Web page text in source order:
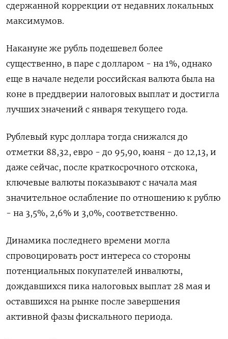
сдержанной коррекции от недавних локальных
максимумов.
Накануне же рубль подешевел более
существенно, в паре с долларом - на 1%, однако
еще в начале недели российская валюта была на
коне в преддверии налоговых выплат и достигла
лучших значений с января текущего года.
Рублевый курс доллара тогда снижался до
отметки 88,32, евро - до 95,90, юаня - до 12,13, и
даже сейчас, после краткосрочного отскока,
ключевые валюты показывают с начала мая
значительное ослабление по отношению к рублю
- на 3,5%, 2,6% и 3,0%, соответственно.
Динамика последнего времени могла
спровоцировать рост интереса со стороны
потенциальных покупателей инвалюты,
дождавшихся пика налоговых выплат 28 мая и
оставшихся на рынке после завершения
активной фазы фискального периода.